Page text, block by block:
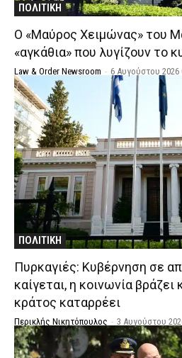
ΠΟΛΙΤΙΚΗ
Ο «Μαύρος Χειμώνας» του
«αγκάθια» που λυγίζουν το
Law & Order Newsroom - 6 Αυγούστου 2026
ΠΟΛΙΤΙΚΗ
Πυρκαγιές: Κυβέρνηση σε
καίγεται, η κοινωνία βράζει
κράτος καταρρέει
Περικλής Νικητόπουλος - 3 Αυγούστου